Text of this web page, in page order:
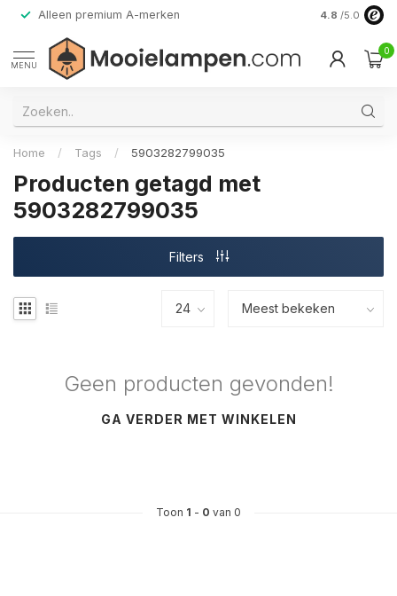
Alleen premium A-merken 4.8 /5.0
MENU
0
Home / Tags / 5903282799035
Producten getagd met
5903282799035
Filters
Geen producten gevonden!
GA VERDER MET WINKELEN
Toon 1 - 0 van 0